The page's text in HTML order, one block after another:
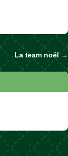
La team noël→